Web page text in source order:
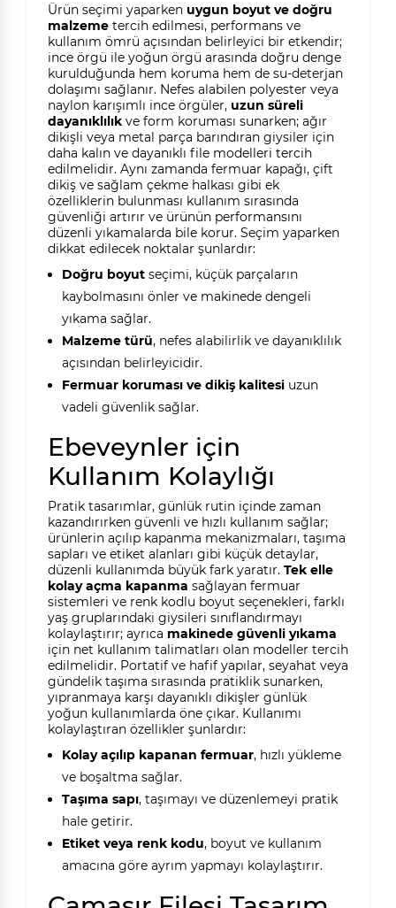
Ürün seçimi yaparken uygun boyut ve doğru
malzemetercih edilmesi, performans ve
kullanım ömrü açısından belirleyici bir etkendir;
ince örgü ile yoğun örgü arasında doğru denge
kurulduğunda hem koruma hem de su-deterjan
dolaşımı sağlanır. Nefes alabilen polyester veya
naylon karışımlı ince örgüler, uzun süreli
dayanıklılıkve form koruması sunarken; ağır
dikişli veya metal parça barındıran giysiler için
daha kalın ve dayanıklı file modelleri tercih
edilmelidir. Aynı zamanda fermuar kapağı, çift
dikiş ve sağlam çekme halkası gibi ek
özelliklerin bulunması kullanım sırasında
güvenliği artırır ve ürünün performansını
düzenli yıkamalarda bile korur. Seçim yaparken
dikkat edilecek noktalar şunlardır:
Doğru boyutseçimi, küçük parçaların
kaybolmasını önler ve makinede dengeli
yıkama sağlar.
Malzeme türü, nefes alabilirlik ve dayanıklılık
açısından belirleyicidir.
Fermuar koruması ve dikiş kalitesiuzun
vadeli güvenlik sağlar.
Ebeveynler için
Kullanım Kolaylığı
Pratik tasarımlar, günlük rutin içinde zaman
kazandırırken güvenli ve hızlı kullanım sağlar;
ürünlerin açılıp kapanma mekanizmaları, taşıma
sapları ve etiket alanları gibi küçük detaylar,
düzenli kullanımda büyük fark yaratır. Tek elle
kolay açma kapanma sağlayan fermuar
sistemleri ve renk kodlu boyut seçenekleri, farklı
yaş gruplarındaki giysileri sınıflandırmayı
kolaylaştırır; ayrıca makinede güvenli yıkama
için net kullanım talimatları olan modeller tercih
edilmelidir. Portatif ve hafif yapılar, seyahat veya
gündelik taşıma sırasında pratiklik sunarken,
yıpranmaya karşı dayanıklı dikişler günlük
yoğun kullanımlarda öne çıkar. Kullanımı
kolaylaştıran özellikler şunlardır:
Kolay açılıp kapanan fermuar, hızlı yükleme
ve boşaltma sağlar.
Taşıma sapı, taşımayı ve düzenlemeyi pratik
hale getirir.
Etiket veya renk kodu, boyut ve kullanım
amacına göre ayrım yapmayı kolaylaştırır.